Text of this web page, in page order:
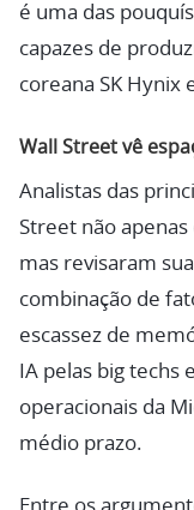
é uma das
capazes de
coreana SK Hynix
Wall Street vê
Analistas das
Street não
mas revisaram
combinação de
escassez de
IA pelas big techs
operacionais da
médio prazo.
Entre os